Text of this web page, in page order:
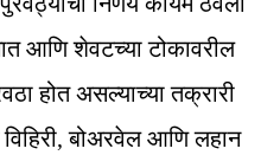
आणि शेवटच्या टोकावरील
होत असल्याच्या तक्रारी
बोअरवेल आणि लहान